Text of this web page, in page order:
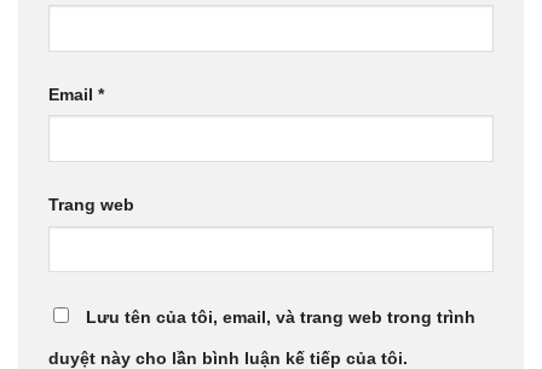
Email *
Trang web
Lưu tên của tôi, email, và trang web trong trình
duyệt này cho lần bình luận kế tiếp của tôi.